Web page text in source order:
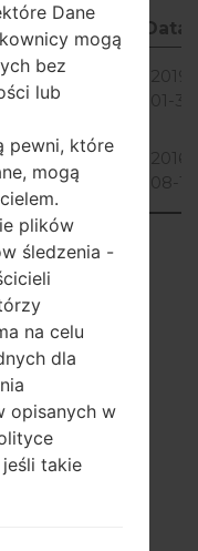
Rozmiar
Data
Rozmiar
1.07 GiB
2019-
01-31
1.07 GiB
2016-
08-10
Next
serii
Dane
mogą
bez
lub
pewni, które
mogą
plików
śledzenia -
na celu
dla
opisanych w
takie